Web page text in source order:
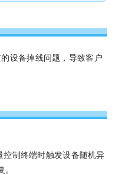
设备掉线问题，导致客户
制终端时触发设备随机异